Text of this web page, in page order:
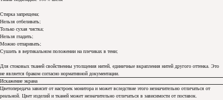
Стирка запрещена;
Нельзя отбеливать;
Только сухая чистка;
Нельзя гладить;
Можно отпаривать;
Сушить в вертикальном положении на плечиках в тени;
Для стоковых тканей свойственны утолщения нитей, единичные вкрапления нитей другого оттенка. Это
не является браком согласно нормативной документации.
Искажение экрана
Цветопередача зависит от настроек монитора и может вследствие этого незначительно отличаться от
реальной. Цвет изделий и тканей может незначительно отличаться в зависимости от поставок.